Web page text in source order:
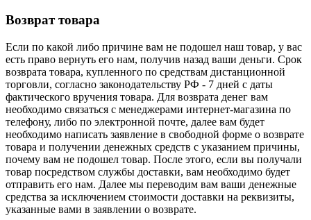
Возврат товара
Если по какой либо причине вам не подошел наш товар, у вас
есть право вернуть его нам, получив назад ваши деньги. Срок
возврата товара, купленного по средствам дистанционной
торговли, согласно законодательству РФ - 7 дней с даты
фактического вручения товара. Для возврата денег вам
необходимо связаться с менеджерами интернет-магазина по
телефону, либо по электронной почте, далее вам будет
необходимо написать заявление в свободной форме о возврате
товара и получении денежных средств с указанием причины,
почему вам не подошел товар. После этого, если вы получали
товар посредством службы доставки, вам необходимо будет
отправить его нам. Далее мы переводим вам ваши денежные
средства за исключением стоимости доставки на реквизиты,
указанные вами в заявлении о возврате.